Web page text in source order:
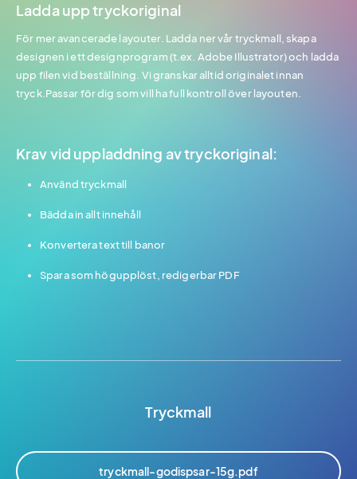
Ladda upp tryckoriginal
För mer avancerade layouter. Ladda ner vår tryckmall, skapa
designen i ett designprogram (t.ex. Adobe Illustrator) och ladda
upp filen vid beställning. Vi granskar alltid originalet innan
tryck.Passar för dig som vill ha full kontroll över layouten.
Krav vid uppladdning av tryckoriginal:
Använd tryckmall
Bädda in allt innehåll
Konvertera text till banor
Spara som högupplöst, redigerbar PDF
Tryckmall
tryckmall-godispsar-15g.pdf